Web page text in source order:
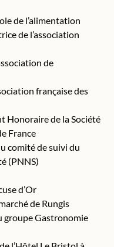
de l’alimentation
de l’association
de
française des
Honoraire de la Société
France
comité de suivi du
(PNNS)
d’Or
de Rungis
groupe Gastronomie